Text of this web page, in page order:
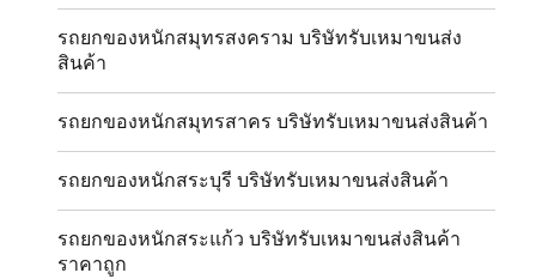
รถยกของหนักสมุทรสงคราม บริษัทรับเหมาขนส่ง
สินค้า
รถยกของหนักสมุทรสาคร บริษัทรับเหมาขนส่งสินค้า
รถยกของหนักสระบุรี บริษัทรับเหมาขนส่งสินค้า
รถยกของหนักสระแก้ว บริษัทรับเหมาขนส่งสินค้า
ราคาถูก